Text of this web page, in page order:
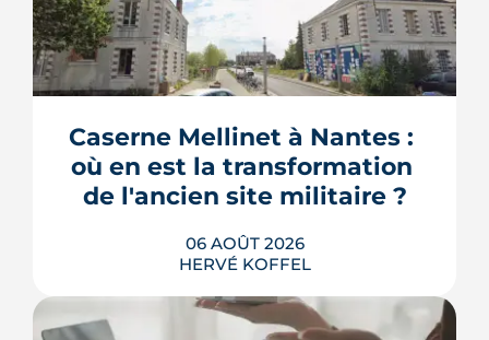
Caserne Mellinet à Nantes :
où en est la transformation
de l'ancien site militaire ?
06 AOÛT 2026
HERVÉ KOFFEL